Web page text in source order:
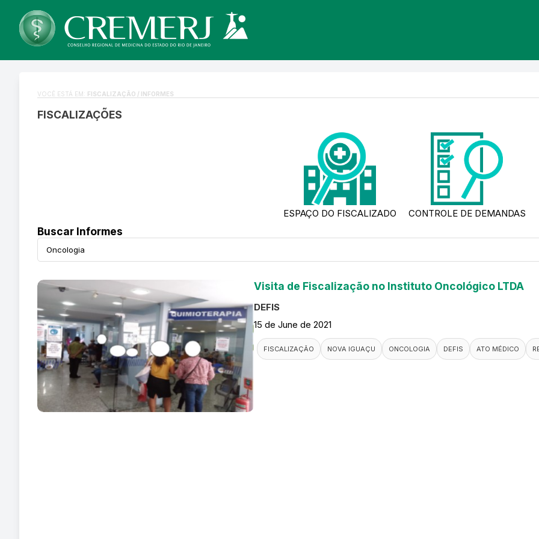
VOCÊ ESTÁ EM: FISCALIZAÇÃO / INFORMES
FISCALIZAÇÕES
ESPAÇO DO FISCALIZADO CONTROLE DE DEMANDAS
Buscar Informes
Visita de Fiscalização no Instituto Oncológico LTDA
DEFIS
15 de June de 2021
FISCALIZAÇÃO NOVA IGUAÇU ONCOLOGIA DEFIS ATO MÉDICO